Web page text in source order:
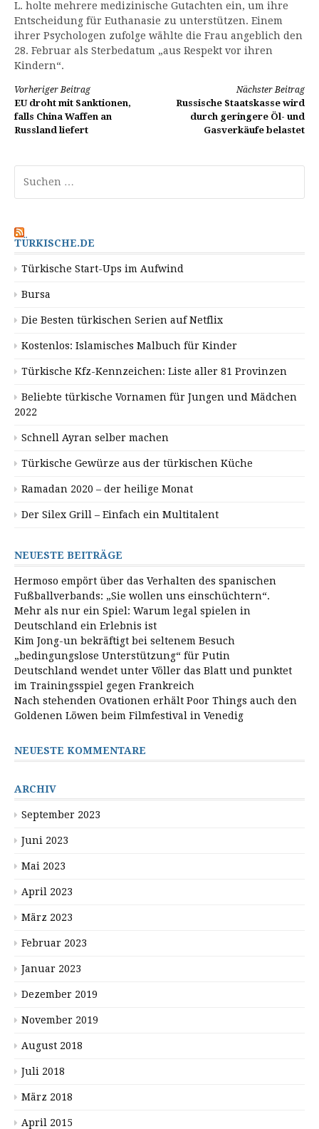
L. holte mehrere medizinische Gutachten ein, um ihre
Entscheidung für Euthanasie zu unterstützen. Einem
ihrer Psychologen zufolge wählte die Frau angeblich den
28. Februar als Sterbedatum „aus Respekt vor ihren
Kindern“.
Weiterlesen
Vorheriger Beitrag
EU droht mit Sanktionen,
falls China Waffen an
Russland liefert
Nächster Beitrag
Russische Staatskasse wird
durch geringere Öl- und
Gasverkäufe belastet
nach:
TÜRKISCHE.DE
Türkische Start-Ups im Aufwind
Bursa
Die Besten türkischen Serien auf Netflix
Kostenlos: Islamisches Malbuch für Kinder
Türkische Kfz-Kennzeichen: Liste aller 81 Provinzen
Beliebte türkische Vornamen für Jungen und Mädchen
2022
Schnell Ayran selber machen
Türkische Gewürze aus der türkischen Küche
Ramadan 2020 – der heilige Monat
Der Silex Grill – Einfach ein Multitalent
NEUESTE BEITRÄGE
Hermoso empört über das Verhalten des spanischen
Fußballverbands: „Sie wollen uns einschüchtern“.
Mehr als nur ein Spiel: Warum legal spielen in
Deutschland ein Erlebnis ist
Kim Jong-un bekräftigt bei seltenem Besuch
„bedingungslose Unterstützung“ für Putin
Deutschland wendet unter Völler das Blatt und punktet
im Trainingsspiel gegen Frankreich
Nach stehenden Ovationen erhält Poor Things auch den
Goldenen Löwen beim Filmfestival in Venedig
NEUESTE KOMMENTARE
ARCHIV
September 2023
Juni 2023
Mai 2023
April 2023
März 2023
Februar 2023
Januar 2023
Dezember 2019
November 2019
August 2018
Juli 2018
März 2018
April 2015